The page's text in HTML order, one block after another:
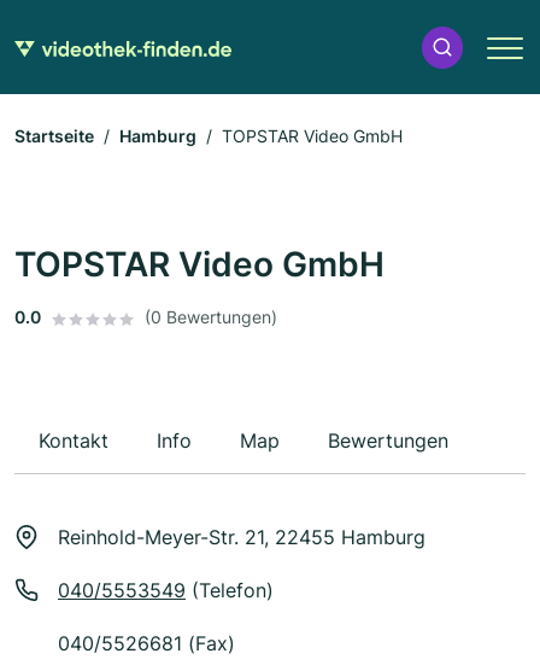
Startseite Hamburg TOPSTAR Video GmbH
TOPSTAR Video GmbH
0.0 (0 Bewertungen)
Kontakt Info Map Bewertungen
Reinhold-Meyer-Str. 21, 22455 Hamburg
040/5553549 (Telefon)
040/5526681 (Fax)